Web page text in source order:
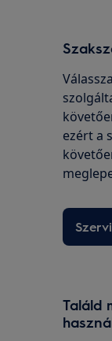
ezért a
Találd